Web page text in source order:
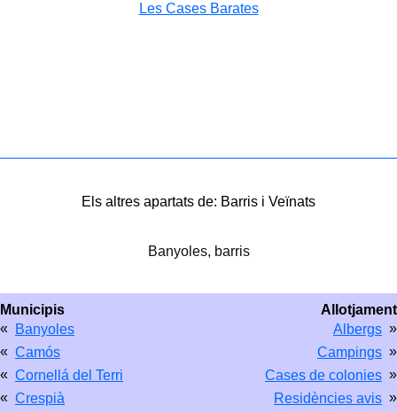
Les Cases Barates
Els altres apartats de: Barris i Veïnats
Banyoles, barris
Allotjament
Albergs »
Campings »
Cases de colonies »
Residències avis »
Municipis
« Banyoles
« Camós
« Cornellá del Terri
« Crespià